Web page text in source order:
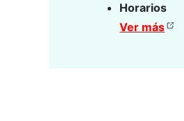
Horarios
Ver más